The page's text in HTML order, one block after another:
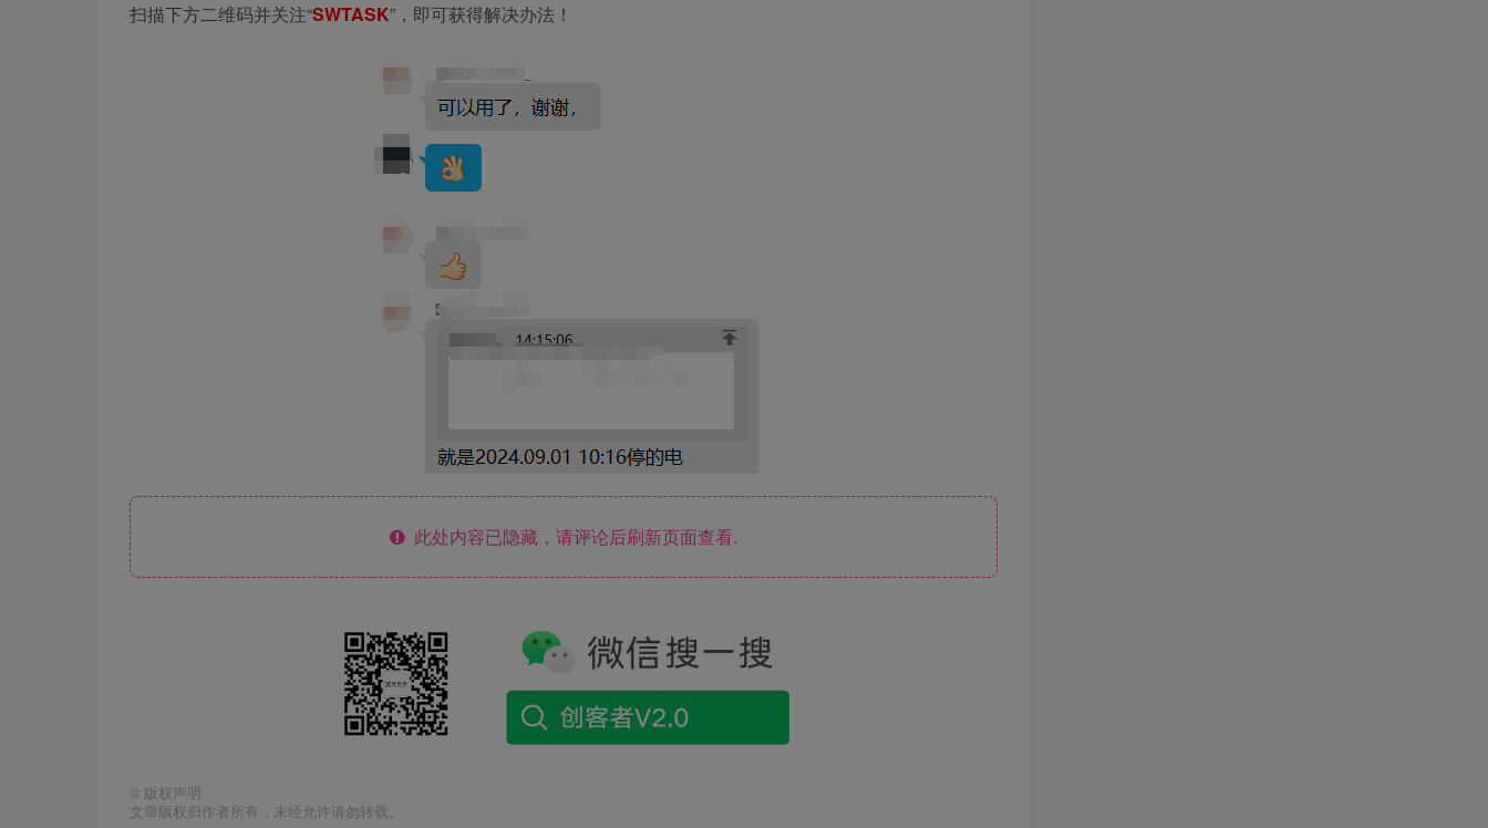
扫描下方二维码并关注“SWTASK”，即可获得解决办法！
此处内容已隐藏，请评论后刷新页面查看.
© 版权声明
文章版权归作者所有，未经允许请勿转载。